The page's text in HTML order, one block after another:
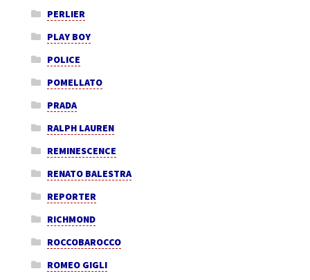
PERLIER
PLAY BOY
POLICE
POMELLATO
PRADA
RALPH LAUREN
REMINESCENCE
RENATO BALESTRA
REPORTER
RICHMOND
ROCCOBAROCCO
ROMEO GIGLI